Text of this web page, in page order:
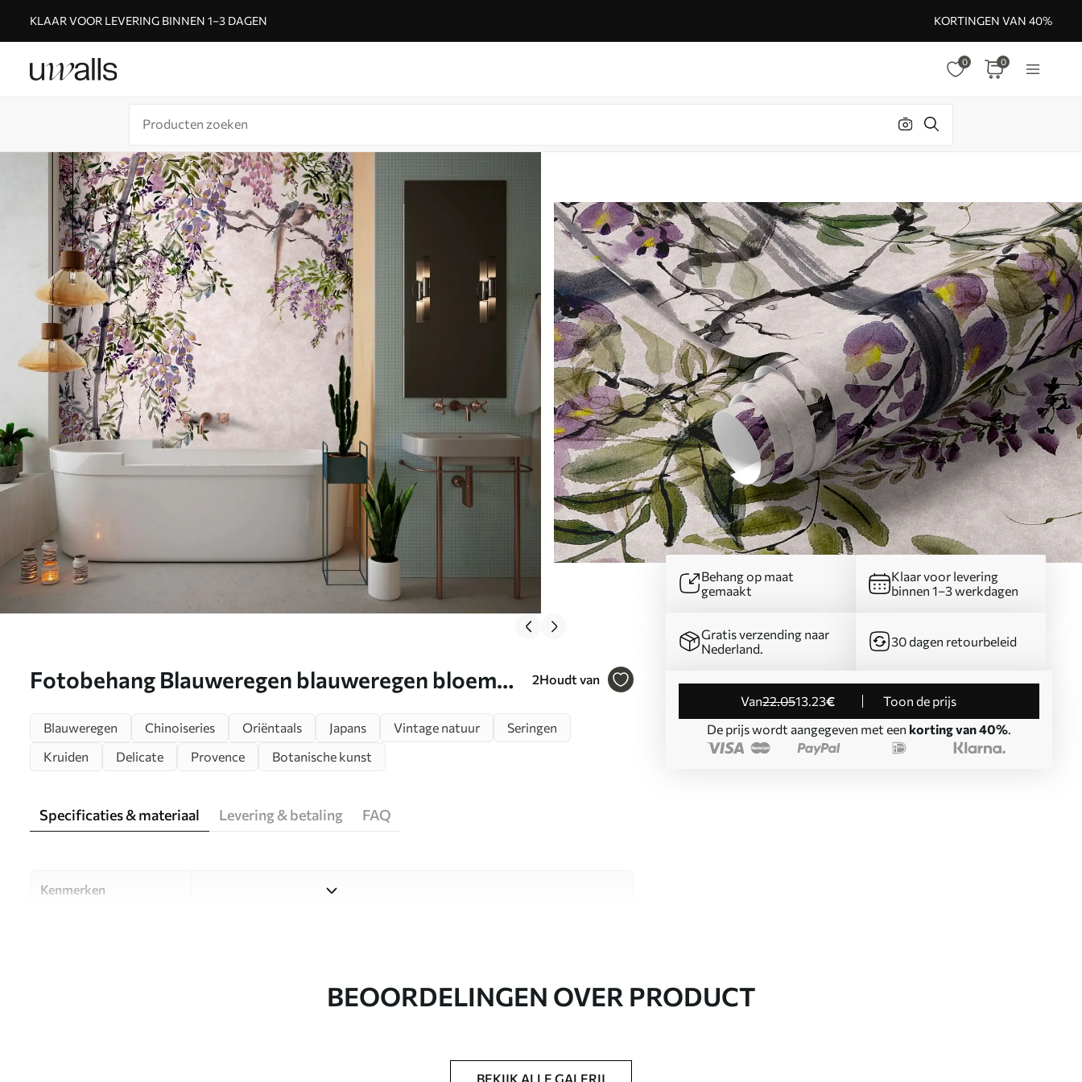
KLAAR VOOR LEVERING BINNEN 1–3 DAGEN KORTINGEN VAN 40%
0 0
Fotobehang Blauweregen blauweregen bloemen
2Houdt van
Behang op maat
gemaakt
Klaar voor levering
binnen 1–3 werkdagen
Gratis verzending naar
Nederland.
30 dagen retourbeleid
Van22.0513.23€
Toon de prijs
De prijs wordt aangegeven met een korting van 40%.
Blauweregen Chinoiseries Oriëntaals Japans Vintage natuur
Seringen
Kruiden
Delicate Provence Botanische kunst
Specificaties & materiaal Levering & betaling FAQ
Kenmerken
BEOORDELINGEN OVER PRODUCT
BEKIJK ALLE GALERIJ